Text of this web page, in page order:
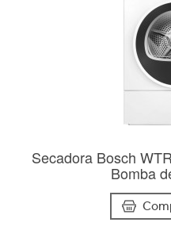
Secadora Bosch
Bomba